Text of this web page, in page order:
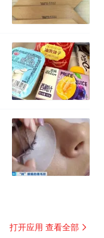
打开应用 查看全部